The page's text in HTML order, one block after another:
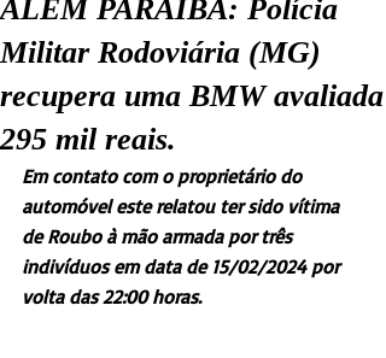
ALÉM PARAÍBA: Polícia
Militar Rodoviária (MG)
recupera uma BMW avaliada
295 mil reais.
Em contato com o proprietário do
automóvel este relatou ter sido vítima
de Roubo à mão armada por três
indivíduos em data de 15/02/2024 por
volta das 22:00 horas.